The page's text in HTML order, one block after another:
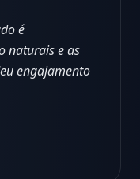
é
naturais e as
engajamento